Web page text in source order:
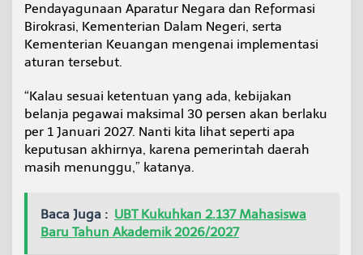
Pendayagunaan Aparatur Negara dan Reformasi
Birokrasi, Kementerian Dalam Negeri, serta
Kementerian Keuangan mengenai implementasi
aturan tersebut.
“Kalau sesuai ketentuan yang ada, kebijakan
belanja pegawai maksimal 30 persen akan berlaku
per 1 Januari 2027. Nanti kita lihat seperti apa
keputusan akhirnya, karena pemerintah daerah
masih menunggu,” katanya.
Baca Juga : UBT Kukuhkan 2.137 Mahasiswa
Baru Tahun Akademik 2026/2027